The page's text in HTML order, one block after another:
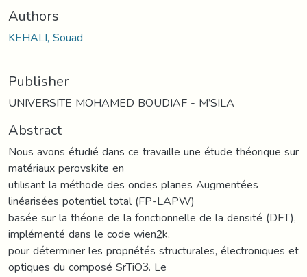
Authors
KEHALI, Souad
Publisher
UNIVERSITE MOHAMED BOUDIAF - M’SILA
Abstract
Nous avons étudié dans ce travaille une étude théorique sur
matériaux perovskite en
utilisant la méthode des ondes planes Augmentées
linéarisées potentiel total (FP-LAPW)
basée sur la théorie de la fonctionnelle de la densité (DFT),
implémenté dans le code wien2k,
pour déterminer les propriétés structurales, électroniques et
optiques du composé SrTiO3. Le